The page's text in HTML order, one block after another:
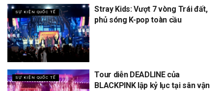
SỰ KIỆN QUỐC TẾ
Stray Kids: Vượt 7 vòng Trái đất,
phủ sóng K-pop toàn cầu
SỰ KIỆN QUỐC TẾ
Tour diễn DEADLINE của
BLACKPINK lập kỷ lục tại sân vận